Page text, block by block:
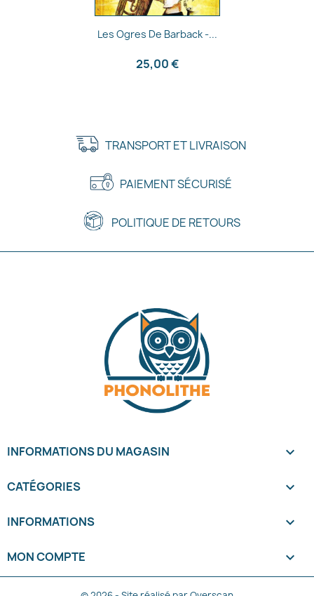
Aperçu rapide
Les Ogres De Barback -...
25,00 €
TRANSPORT ET LIVRAISON
PAIEMENT SÉCURISÉ
POLITIQUE DE RETOURS
INFORMATIONS DU MAGASIN keyboard_arrow_down
CATÉGORIES 
INFORMATIONS 
MON COMPTE 